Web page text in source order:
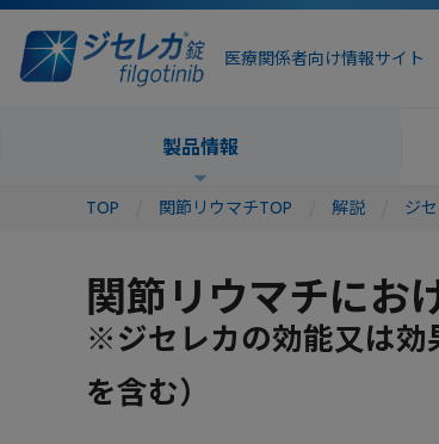
医療関係者向け情報サイト
製品情報
TOP 関節リウマチTOP 解説 ジ
関節リウマチにお
※ジセレカの効能又は効
を含む）